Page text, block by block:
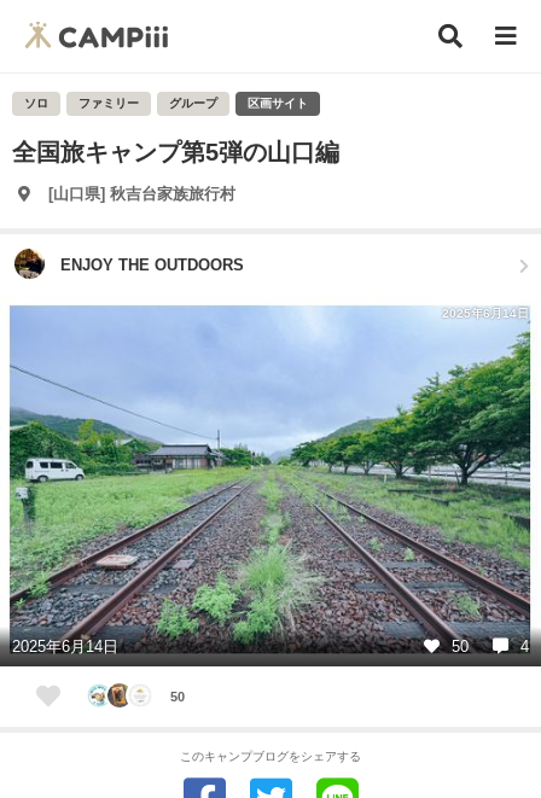
ソロ ファミリー グループ 区画サイト
全国旅キャンプ第5弾の山口編
[山口県] 秋吉台家族旅行村
ENJOY THE OUTDOORS
2025年6月14日
2025年6月14日 50 4
50
このキャンプブログをシェアする